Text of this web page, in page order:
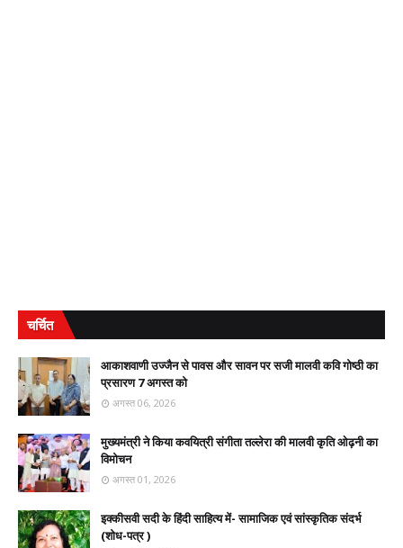
चर्चित
आकाशवाणी उज्जैन से पावस और सावन पर सजी मालवी कवि गोष्ठी का
प्रसारण 7 अगस्त को
अगस्त 06, 2026
मुख्यमंत्री ने किया कवयित्री संगीता तल्लेरा की मालवी कृति ओढ़नी का
विमोचन
अगस्त 01, 2026
इक्कीसवी सदी के हिंदी साहित्य में- सामाजिक एवं सांस्कृतिक संदर्भ
(शोध-पत्र )